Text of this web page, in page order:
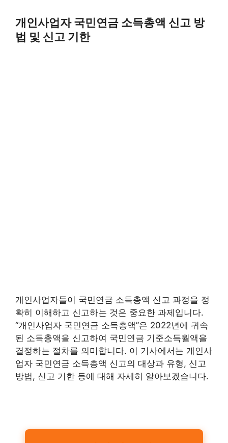
content
개인사업자 국민연금 소득총액 신고 방
법 및 신고 기한
개인사업자들이 국민연금 소득총액 신고 과정을 정
확히 이해하고 신고하는 것은 중요한 과제입니다.
“개인사업자 국민연금 소득총액”은 2022년에 귀속
된 소득총액을 신고하여 국민연금 기준소득월액을
결정하는 절차를 의미합니다. 이 기사에서는 개인사
업자 국민연금 소득총액 신고의 대상과 유형, 신고
방법, 신고 기한 등에 대해 자세히 알아보겠습니다.